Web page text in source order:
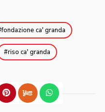
fondazione ca' granda
riso ca' granda